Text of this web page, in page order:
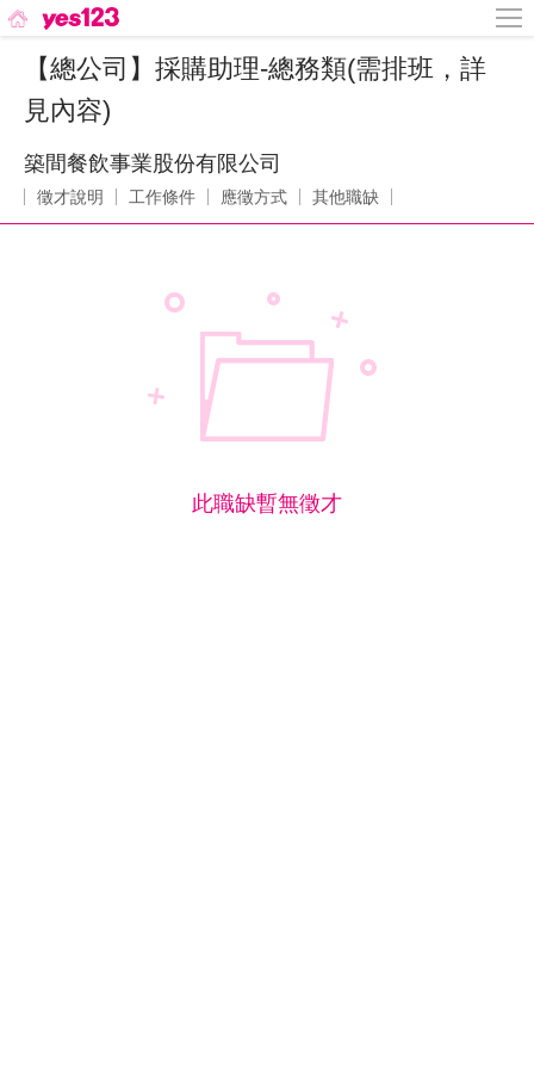
【總公司】採購助理-總務類(需排班，詳
見內容)
築間餐飲事業股份有限公司
徵才說明 工作條件 應徵方式 其他職缺
此職缺暫無徵才